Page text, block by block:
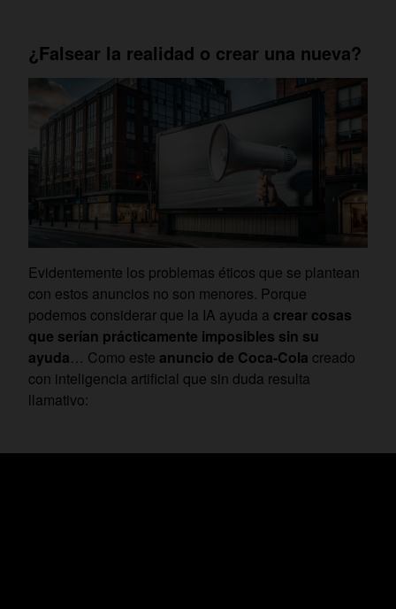
¿Falsear la realidad o crear una nueva?
Evidentemente los problemas éticos que se plantean
con estos anuncios no son menores. Porque
podemos considerar que la IA ayuda a crear cosas
que serían prácticamente imposibles sin su
ayuda… Como este anuncio de Coca-Cola creado
con inteligencia artificial que sin duda resulta
llamativo: